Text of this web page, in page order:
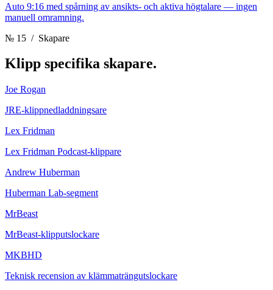
Auto 9:16 med spårning av ansikts- och aktiva högtalare — ingen
manuell omramning.
№ 15 / Skapare
Klipp specifika skapare.
Joe Rogan
JRE-klippnedladdningsare
Lex Fridman
Lex Fridman Podcast-klippare
Andrew Huberman
Huberman Lab-segment
MrBeast
MrBeast-klipputslockare
MKBHD
Teknisk recension av klämmaträngutslockare